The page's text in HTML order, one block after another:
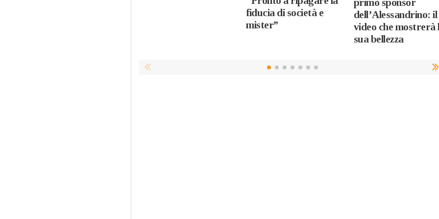
fiducia di società e
mister”
dell’Alessandrino: il
video che mostrerà
sua bellezza